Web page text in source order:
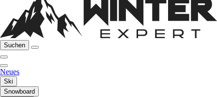
Suchen
Neues
Ski
Snowboard